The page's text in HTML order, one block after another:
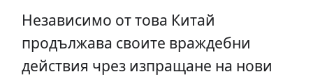
Независимо от това Китай
продължава своите враждебни
действия чрез изпращане на нови